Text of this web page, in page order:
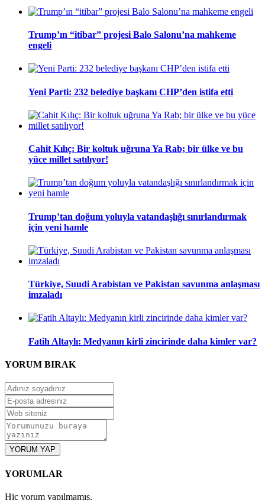
Trump’ın “itibar” projesi Balo Salonu’na mahkeme
engeli
Yeni Parti: 232 belediye başkanı CHP’den istifa etti
Cahit Kılıç: Bir koltuk uğruna Ya Rab; bir ülke ve bu
yüce millet satılıyor!
Trump’tan doğum yoluyla vatandaşlığı sınırlandırmak
için yeni hamle
Türkiye, Suudi Arabistan ve Pakistan savunma anlaşması
imzaladı
Fatih Altaylı: Medyanın kirli zincirinde daha kimler var?
YORUM BIRAK
YORUM YAP
YORUMLAR
Hiç yorum yapılmamış.